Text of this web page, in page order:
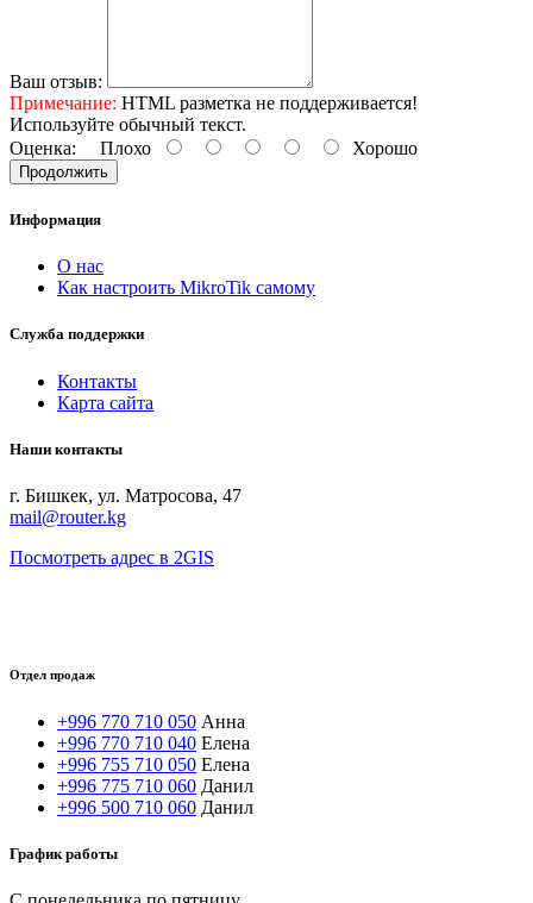
Ваш отзыв:
Примечание: HTML разметка не поддерживается!
Используйте обычный текст.
Оценка: Плохо Хорошо
Продолжить
Информация
О нас
Как настроить MikroTik самому
Служба поддержки
Контакты
Карта сайта
Наши контакты
г. Бишкек, ул. Матросова, 47
mail@router.kg
Посмотреть адрес в 2GIS
Отдел продаж
+996 770 710 050 Анна
+996 770 710 040 Елена
+996 755 710 050 Елена
+996 775 710 060 Данил
+996 500 710 060 Данил
График работы